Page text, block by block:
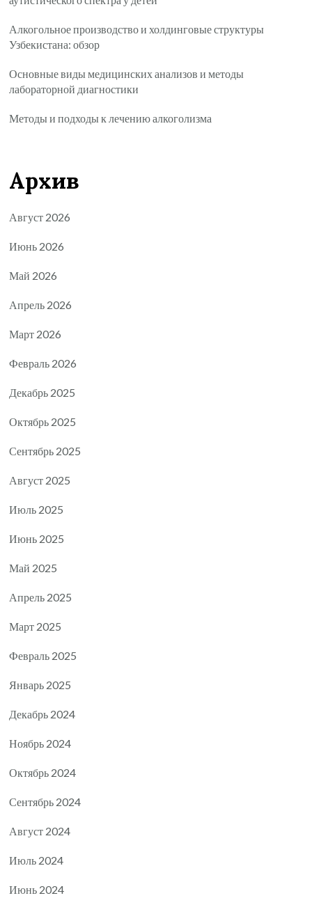
Алкогольное производство и холдинговые структуры
Узбекистана: обзор
Основные виды медицинских анализов и методы
лабораторной диагностики
Методы и подходы к лечению алкоголизма
Архив
Август 2026
Июнь 2026
Май 2026
Апрель 2026
Март 2026
Февраль 2026
Декабрь 2025
Октябрь 2025
Сентябрь 2025
Август 2025
Июль 2025
Июнь 2025
Май 2025
Апрель 2025
Март 2025
Февраль 2025
Январь 2025
Декабрь 2024
Ноябрь 2024
Октябрь 2024
Сентябрь 2024
Август 2024
Июль 2024
Июнь 2024